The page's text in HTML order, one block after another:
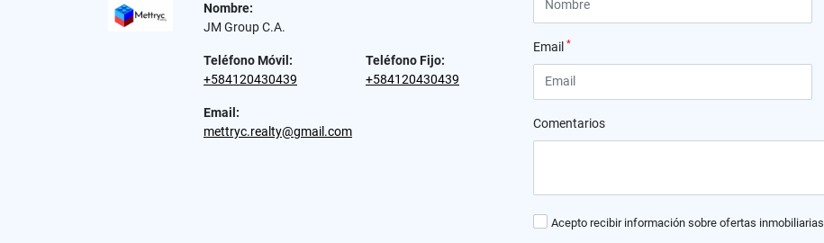
Nombre:
JM Group C.A.
Teléfono Móvil:
+584120430439
Teléfono Fijo:
+584120430439
Email:
mettryc.realty@gmail.com
Email *
Comentarios
Acepto recibir información sobre ofertas inmobiliarias